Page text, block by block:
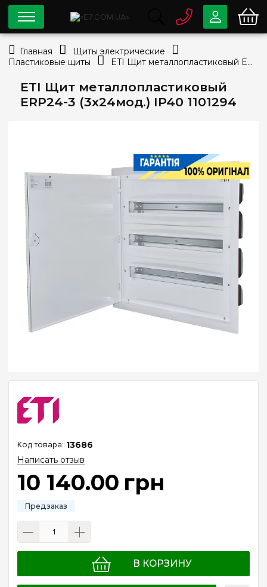
ETI Щит металлопластиковый
ERP24-3 (3х24мод.) IP40 1101294
13686
Написать отзыв
10 140.00 грн
В КОРЗИНУ
0 800 33-63-07
info@e7.com.ua
044334-79-78
Viber Telegram
Главная
Щиты электрические
Пластиковые щиты
ETI Щит металлопластиковый ERP24-3 (3х24мод.) IP40 1101294